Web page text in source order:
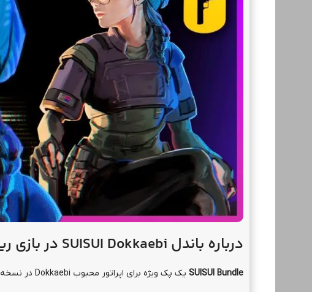
درباره باندل SUISUI Dokkaebi در بازی رینبو سیکس سیج ایکس
SUISUI Bundle یک پک ویژه برای اپراتور محبوب Dokkaebi در نسخه جدید